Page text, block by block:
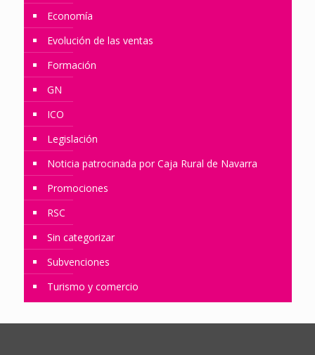
Economía
Evolución de las ventas
Formación
GN
ICO
Legislación
Noticia patrocinada por Caja Rural de Navarra
Promociones
RSC
Sin categorizar
Subvenciones
Turismo y comercio